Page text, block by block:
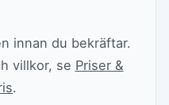
innan du bekräftar.
villkor, se Priser &
.